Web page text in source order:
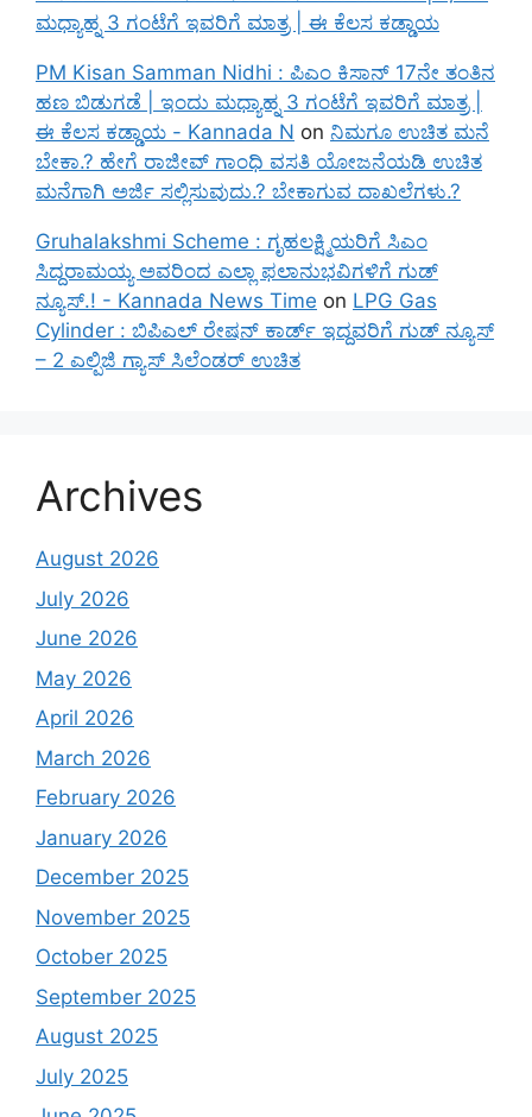
ಮಧ್ಯಾಹ್ನ 3 ಗಂಟೆಗೆ ಇವರಿಗೆ ಮಾತ್ರ | ಈ ಕೆಲಸ ಕಡ್ಡಾಯ
PM Kisan Samman Nidhi : ಪಿಎಂ ಕಿಸಾನ್ 17ನೇ ತಂತಿನ
ಹಣ ಬಿಡುಗಡೆ | ಇಂದು ಮಧ್ಯಾಹ್ನ 3 ಗಂಟೆಗೆ ಇವರಿಗೆ ಮಾತ್ರ |
ಈ ಕೆಲಸ ಕಡ್ಡಾಯ - Kannada N on ನಿಮಗೂ ಉಚಿತ ಮನೆ
ಬೇಕಾ.? ಹೇಗೆ ರಾಜೀವ್ ಗಾಂಧಿ ವಸತಿ ಯೋಜನೆಯಡಿ ಉಚಿತ
ಮನೆಗಾಗಿ ಅರ್ಜಿ ಸಲ್ಲಿಸುವುದು.? ಬೇಕಾಗುವ ದಾಖಲೆಗಳು.?
Gruhalakshmi Scheme : ಗೃಹಲಕ್ಷ್ಮಿಯರಿಗೆ ಸಿಎಂ
ಸಿದ್ದರಾಮಯ್ಯ ಅವರಿಂದ ಎಲ್ಲಾ ಫಲಾನುಭವಿಗಳಿಗೆ ಗುಡ್
ನ್ಯೂಸ್.! - Kannada News Time on LPG Gas
Cylinder : ಬಿಪಿಎಲ್ ರೇಷನ್ ಕಾರ್ಡ್ ಇದ್ದವರಿಗೆ ಗುಡ್ ನ್ಯೂಸ್
– 2 ಎಲ್ಪಿಜಿ ಗ್ಯಾಸ್ ಸಿಲೆಂಡರ್ ಉಚಿತ
Archives
August 2026
July 2026
June 2026
May 2026
April 2026
March 2026
February 2026
January 2026
December 2025
November 2025
October 2025
September 2025
August 2025
July 2025